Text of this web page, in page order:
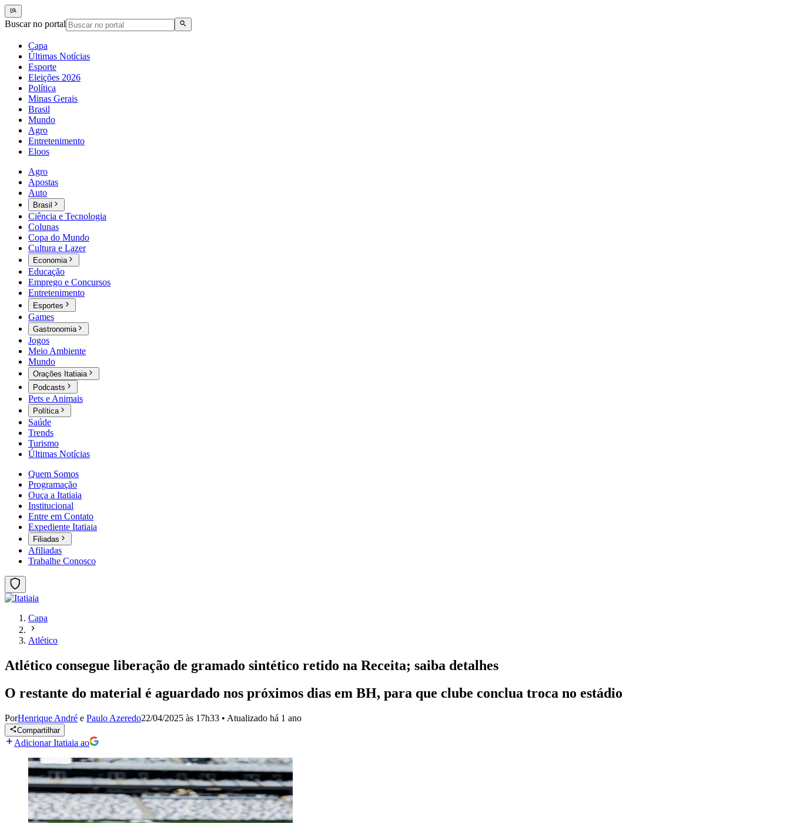
Buscar no portal
Capa
Últimas Notícias
Esporte
Eleições 2026
Política
Minas Gerais
Brasil
Mundo
Agro
Entretenimento
Eloos
Agro
Apostas
Auto
Brasil
Ciência e Tecnologia
Colunas
Copa do Mundo
Cultura e Lazer
Economia
Educação
Emprego e Concursos
Entretenimento
Esportes
Games
Gastronomia
Jogos
Meio Ambiente
Mundo
Orações Itatiaia
Podcasts
Pets e Animais
Política
Saúde
Trends
Turismo
Últimas Notícias
Quem Somos
Programação
Ouça a Itatiaia
Institucional
Entre em Contato
Expediente Itatiaia
Filiadas
Afiliadas
Trabalhe Conosco
Capa
Atlético
Atlético consegue liberação de gramado sintético retido na Receita; saiba detalhes
O restante do material é aguardado nos próximos dias em BH, para que clube conclua troca no estádio
PorHenrique André e Paulo Azeredo22/04/2025 às 17h33 • Atualizado há 1 ano
Compartilhar
Adicionar Itatiaia ao